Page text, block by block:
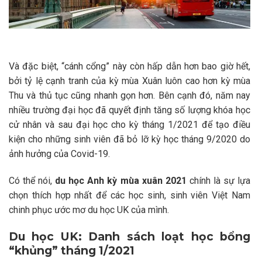
Và đặc biệt, “cánh cổng” này còn hấp dẫn hơn bao giờ hết,
bởi tỷ lệ cạnh tranh của kỳ mùa Xuân luôn cao hơn kỳ mùa
Thu và thủ tục cũng nhanh gọn hơn. Bên cạnh đó, năm nay
nhiều trường đại học đã quyết định tăng số lượng khóa học
cử nhân và sau đại học cho kỳ tháng 1/2021 để tạo điều
kiện cho những sinh viên đã bỏ lỡ kỳ học tháng 9/2020 do
ảnh hưởng của Covid-19.
Có thể nói, du học Anh kỳ mùa xuân 2021 chính là sự lựa
chọn thích hợp nhất để các học sinh, sinh viên Việt Nam
chinh phục ước mơ du học UK của mình.
Du học UK: Danh sách loạt học bổng
“khủng” tháng 1/2021